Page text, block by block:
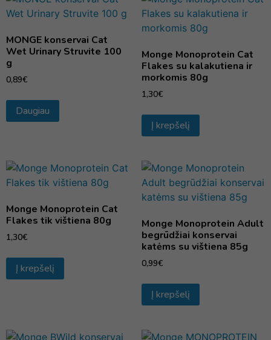
MONGE konservai Cat
Wet Urinary Struvite 100
g
0,89€
Daugiau
Monge Monoprotein Cat
Flakes su kalakutiena ir
morkomis 80g
1,30€
Į krepšelį
Monge Monoprotein Cat
Flakes tik vištiena 80g
1,30€
Į krepšelį
Monge Monoprotein Adult
begrūdžiai konservai
katėms su vištiena 85g
0,99€
Į krepšelį